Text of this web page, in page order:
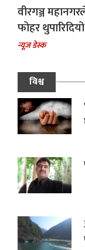
वीरगञ्ज
फोहर थुपारिदियो
न्यूज डेस्क
विश्व